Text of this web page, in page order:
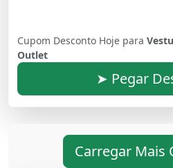
Cupom Desconto Hoje para
Outlet
➤ Pegar
Carregar Mais